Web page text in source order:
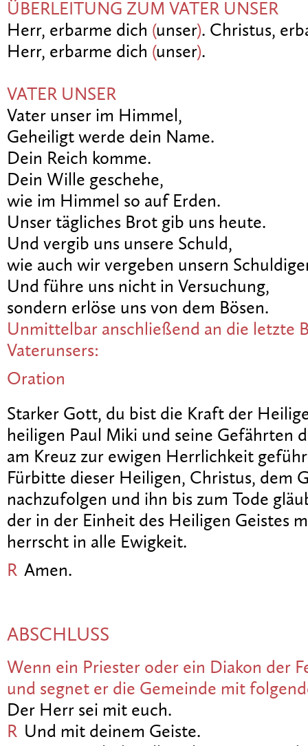
ÜBERLEITUNG ZUM VATER UNSER
Herr, erbarme dich (unser). Christus,
Herr, erbarme dich (unser).
VATER UNSER
Vater unser im Himmel,
Geheiligt werde dein Name.
Dein Reich komme.
Dein Wille geschehe,
wie im Himmel so auf Erden.
Unser tägliches Brot gib uns heute.
Und vergib uns unsere Schuld,
wie auch wir vergeben unsern
Und führe uns nicht in Versuchung,
sondern erlöse uns von dem Bösen.
Unmittelbar anschließend an die letzte
Vaterunsers:
Oration
Starker Gott, du bist die Kraft der
heiligen Paul Miki und seine Gefährten
am Kreuz zur ewigen Herrlichkeit
Fürbitte dieser Heiligen, Christus, dem
nachzufolgen und ihn bis zum Tode
der in der Einheit des Heiligen Geistes
herrscht in alle Ewigkeit.
R Amen.
ABSCHLUSS
Wenn ein Priester oder ein Diakon der
und segnet er die Gemeinde mit
Der Herr sei mit euch.
R Und mit deinem Geiste.